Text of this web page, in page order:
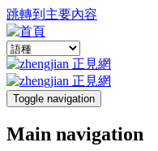
跳轉到主要內容
Toggle navigation
Main navigation